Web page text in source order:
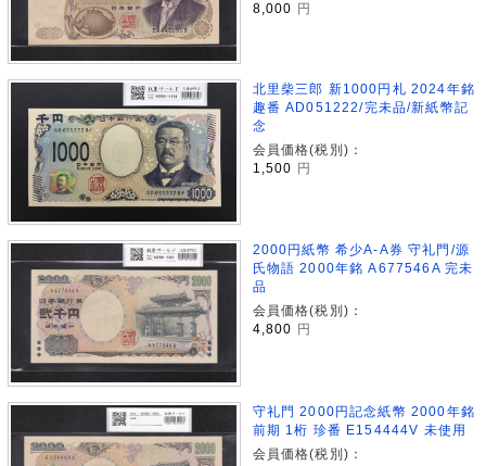
8,000
円
北里柴三郎 新1000円札 2024年銘
趣番 AD051222/完未品/新紙幣記
念
会員価格(税別)：
1,500 円
2000円紙幣 希少A-A券 守礼門/源
氏物語 2000年銘 A677546A 完未
品
会員価格(税別)：
4,800
円
守礼門 2000円記念紙幣 2000年銘
前期 1桁 珍番 E154444V 未使用
会員価格(税別)：